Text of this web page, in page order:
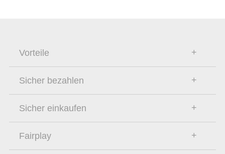
Vorteile
Sicher bezahlen
Sicher einkaufen
Fairplay